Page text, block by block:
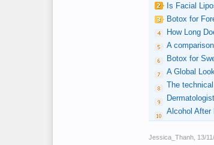
Is Facial
Botox for
How Long
A
Botox for
A Global
The
Alcohol After
Jessica_Thanh 13/